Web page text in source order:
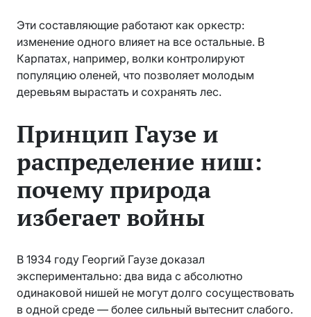
Эти составляющие работают как оркестр:
изменение одного влияет на все остальные. В
Карпатах, например, волки контролируют
популяцию оленей, что позволяет молодым
деревьям вырастать и сохранять лес.
Принцип Гаузе и
распределение ниш:
почему природа
избегает войны
В 1934 году Георгий Гаузе доказал
экспериментально: два вида с абсолютно
одинаковой нишей не могут долго сосуществовать
в одной среде — более сильный вытеснит слабого.